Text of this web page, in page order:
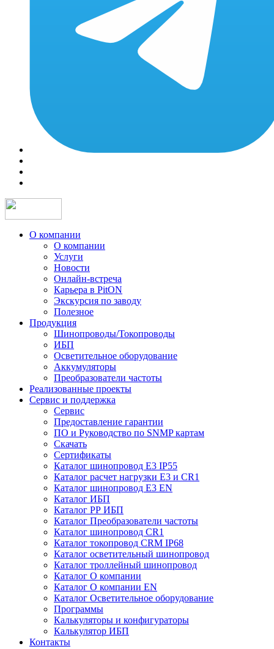
О компании
О компании
Услуги
Новости
Онлайн-встреча
Карьера в PitON
Экскурсия по заводу
Полезное
Продукция
Шинопроводы/Токопроводы
ИБП
Осветительное оборудование
Аккумуляторы
Преобразователи частоты
Реализованные проекты
Сервис и поддержка
Сервис
Предоставление гарантии
ПО и Руководство по SNMP картам
Скачать
Сертификаты
Каталог шинопровод E3 IP55
Каталог расчет нагрузки Е3 и CR1
Каталог шинопровод E3 EN
Каталог ИБП
Каталог РР ИБП
Каталог Преобразователи частоты
Каталог шинопровод CR1
Каталог токопровод CRM IP68
Каталог осветительный шинопровод
Каталог троллейный шинопровод
Каталог О компании
Каталог О компании EN
Каталог Осветительное оборудование
Программы
Калькуляторы и конфигураторы
Калькулятор ИБП
Контакты